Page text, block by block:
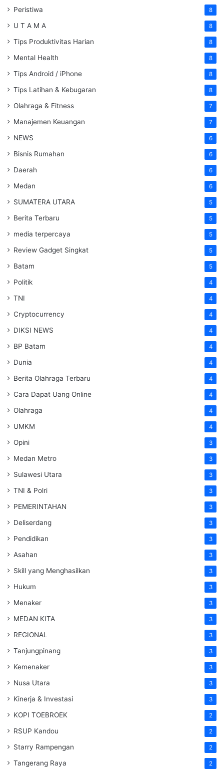
Peristiwa 8
U T A M A 8
Tips Produktivitas Harian 8
Mental Health 8
Tips Android / iPhone 8
Tips Latihan & Kebugaran 8
Olahraga & Fitness 7
Manajemen Keuangan 7
NEWS 6
Bisnis Rumahan 6
Daerah 6
Medan 6
SUMATERA UTARA 5
Berita Terbaru 5
media terpercaya 5
Review Gadget Singkat 5
Batam 5
Politik 4
TNI 4
Cryptocurrency 4
DIKSI NEWS 4
BP Batam 4
Dunia 4
Berita Olahraga Terbaru 4
Cara Dapat Uang Online 4
Olahraga 4
UMKM 4
Opini 3
Medan Metro 3
Sulawesi Utara 3
TNI & Polri 3
PEMERINTAHAN 3
Deliserdang 3
Pendidikan 3
Asahan 3
Skill yang Menghasilkan 3
Hukum 3
Menaker 3
MEDAN KITA 3
REGIONAL 3
Tanjungpinang 3
Kemenaker 3
Nusa Utara 3
Kinerja & Investasi 3
KOPI TOEBROEK 2
RSUP Kandou 2
Starry Rampengan 2
Tangerang Raya 2